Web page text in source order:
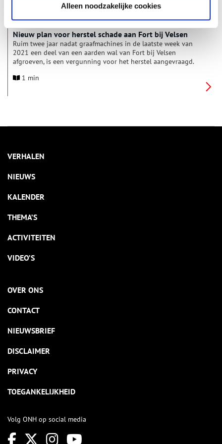
Alleen noodzakelijke cookies
Nieuw plan voor herstel schade aan Fort bij Velsen
Ruim twee jaar nadat graafmachines in de laatste week van
2021 een deel van een aarden wal van Fort bij Velsen
afgroeven, is een vergunning voor het herstel aangevraagd.
van Amsterdam, een rond 1900 aangelegde fortencirkel rond
1 min
VERHALEN
NIEUWS
KALENDER
THEMA’S
ACTIVITEITEN
VIDEO’S
OVER ONS
CONTACT
NIEUWSBRIEF
DISCLAIMER
PRIVACY
TOEGANKELIJKHEID
Volg ONH op social media